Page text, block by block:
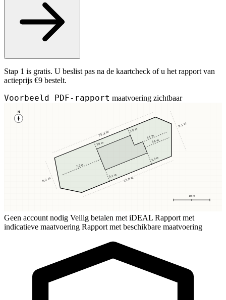
Stap 1 is gratis. U beslist pas na de kaartcheck of u het rapport van
actieprijs €9 bestelt.
Voorbeeld PDF-rapport maatvoering zichtbaar
N
10 m
3,8 m
3,8 m
5,1 m
2,9 m
7,2 m
3,4 m
4,1 m
25,4 m
23,8 m
8,2 m
9,1 m
Geen account nodig Veilig betalen met iDEAL Rapport met
indicatieve maatvoering Rapport met beschikbare maatvoering